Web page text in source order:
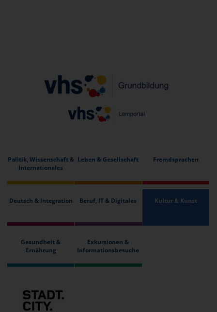
Politik, Wissenschaft &
Internationales
Leben & Gesellschaft Fremdsprachen
Deutsch & Integration Beruf, IT & Digitales Kultur & Kunst
Gesundheit &
Ernährung
Exkursionen &
Informationsbesuche